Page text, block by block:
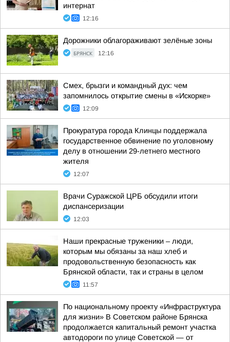
интернат
12:16
Дорожники облагораживают зелёные зоны
БРЯНСК 12:16
Смех, брызги и командный дух: чем
запомнилось открытие смены в «Искорке»
12:09
Прокуратура города Клинцы поддержала
государственное обвинение по уголовному
делу в отношении 29-летнего местного
жителя
12:07
Врачи Суражской ЦРБ обсудили итоги
диспансеризации
12:03
Наши прекрасные труженики – люди,
которым мы обязаны за наш хлеб и
продовольственную безопасность как
Брянской области, так и страны в целом
11:57
По национальному проекту «Инфраструктура
для жизни» В Советском районе Брянска
продолжается капитальный ремонт участка
автодороги по улице Советской — от